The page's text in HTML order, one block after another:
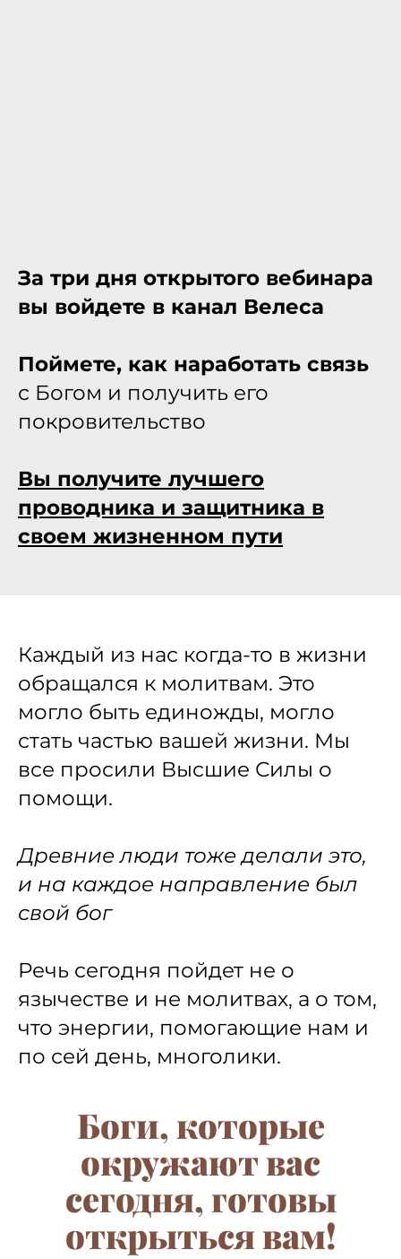
За три дня открытого вебинара
вы войдете в канал Велеса
Поймете, как наработать связь
с Богом и получить его
покровительство
Вы получите лучшего
проводника и защитника в
своем жизненном пути
Каждый из нас когда-то в жизни
обращался к молитвам. Это
могло быть единожды, могло
стать частью вашей жизни. Мы
все просили Высшие Силы о
помощи.
Древние люди тоже делали это,
и на каждое направление был
свой бог
Речь сегодня пойдет не о
язычестве и не молитвах, а о том,
что энергии, помогающие нам и
по сей день, многолики.
Боги, которые
окружают вас
сегодня, готовы
открыться вам!